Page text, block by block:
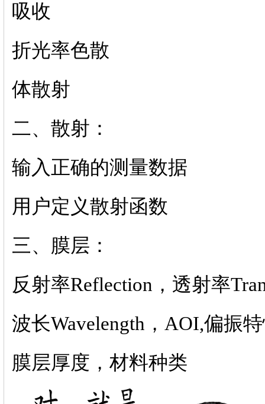
吸收
折光率色散
体散射
二、散射：
输入正确的测量数据
用户定义散射函数
三、膜层：
反射率Reflection， 透射率
波长Wavelength，AOI,偏振
膜层厚度，材料种类